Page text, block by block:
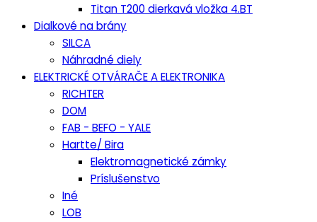
Titan T200 dierkavá vložka 4.BT
Dialkové na brány
SILCA
Náhradné diely
ELEKTRICKÉ OTVÁRAČE A ELEKTRONIKA
RICHTER
DOM
FAB - BEFO - YALE
Hartte/ Bira
Elektromagnetické zámky
Príslušenstvo
Iné
LOB